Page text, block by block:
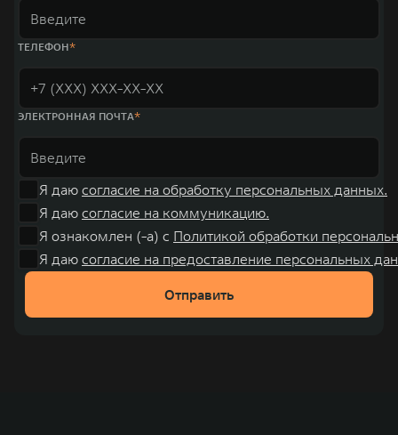
ТЕЛЕФОН
ЭЛЕКТРОННАЯ ПОЧТА
Я даю согласие на обработку персональных данных.
Я даю согласие на коммуникацию.
Я ознакомлен (-а) с Политикой обработки
Я даю согласие на предоставление персональных
Отправить